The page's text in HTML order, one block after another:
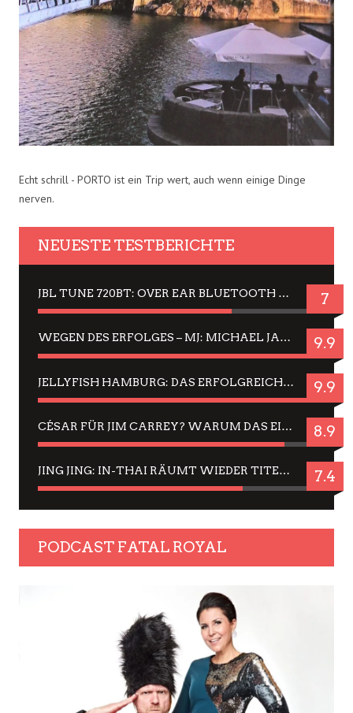
Echt schrill - PORTO ist ein Trip wert, auch wenn einige Dinge
nerven.
NEUESTE TESTBERICHTE
JBL TUNE 720BT: OVER EAR BLUETOOTH KOPFHÖRER UM DIE 50,-€ IM DAUER-TEST 7
WEGEN DES ERFOLGES – MJ: MICHAEL JACKSON MUSICAL IN EINER MATINEE SEHEN 9.9
JELLYFISH HAMBURG: DAS ERFOLGREICHE SOMMER-MENÜ 2025 IN GEFÜHLEN UND BILDERN 9.9
CÉSAR FÜR JIM CARREY? WARUM DAS EINER DER NERVIGSTEN ACTORS IST UND BLEIBT 8.9
JING JING: IN-THAI RÄUMT WIEDER TITEL AB – EIN ZWEI-STUNDEN-ERLEBNISBERICHT 7.4
PODCAST FATAL ROYAL